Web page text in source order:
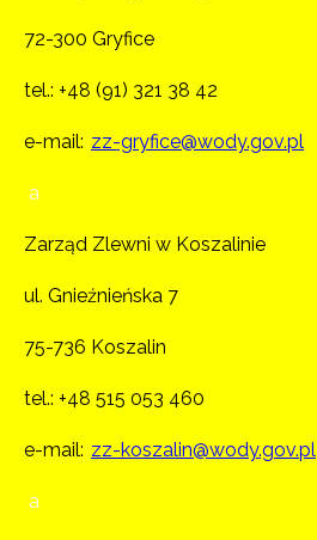
72-300 Gryfice
tel.: +48 (91) 321 38 42
e-mail: zz-gryfice@wody.gov.pl
a
Zarząd Zlewni w Koszalinie
ul. Gnieźnieńska 7
75-736 Koszalin
tel.: +48 515 053 460
e-mail: zz-koszalin@wody.gov.pl
a